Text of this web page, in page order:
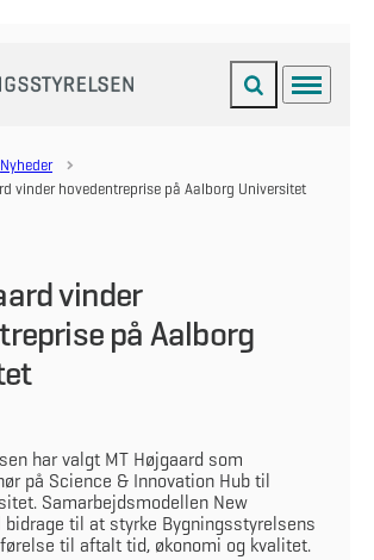
Fold søgefelt ud
Menu
Nyheder
vinder hovedentreprise på Aalborg Universitet
vinder
på Aalborg
har valgt MT Højgaard som
på Science & Innovation Hub til
Samarbejdsmodellen New
bidrage til at styrke Bygningsstyrelsens
til aftalt tid, økonomi og kvalitet.